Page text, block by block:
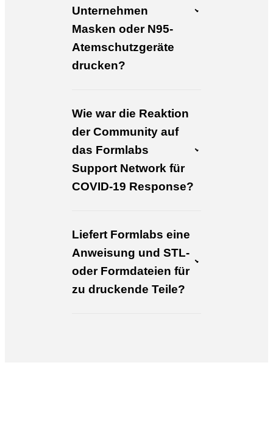
Unternehmen
Masken oder N95-
Atemschutzgeräte
drucken?
Wie war die Reaktion
der Community auf
das Formlabs
Support Network für
COVID-19 Response?
Liefert Formlabs eine
Anweisung und STL-
oder Formdateien für
zu druckende Teile?